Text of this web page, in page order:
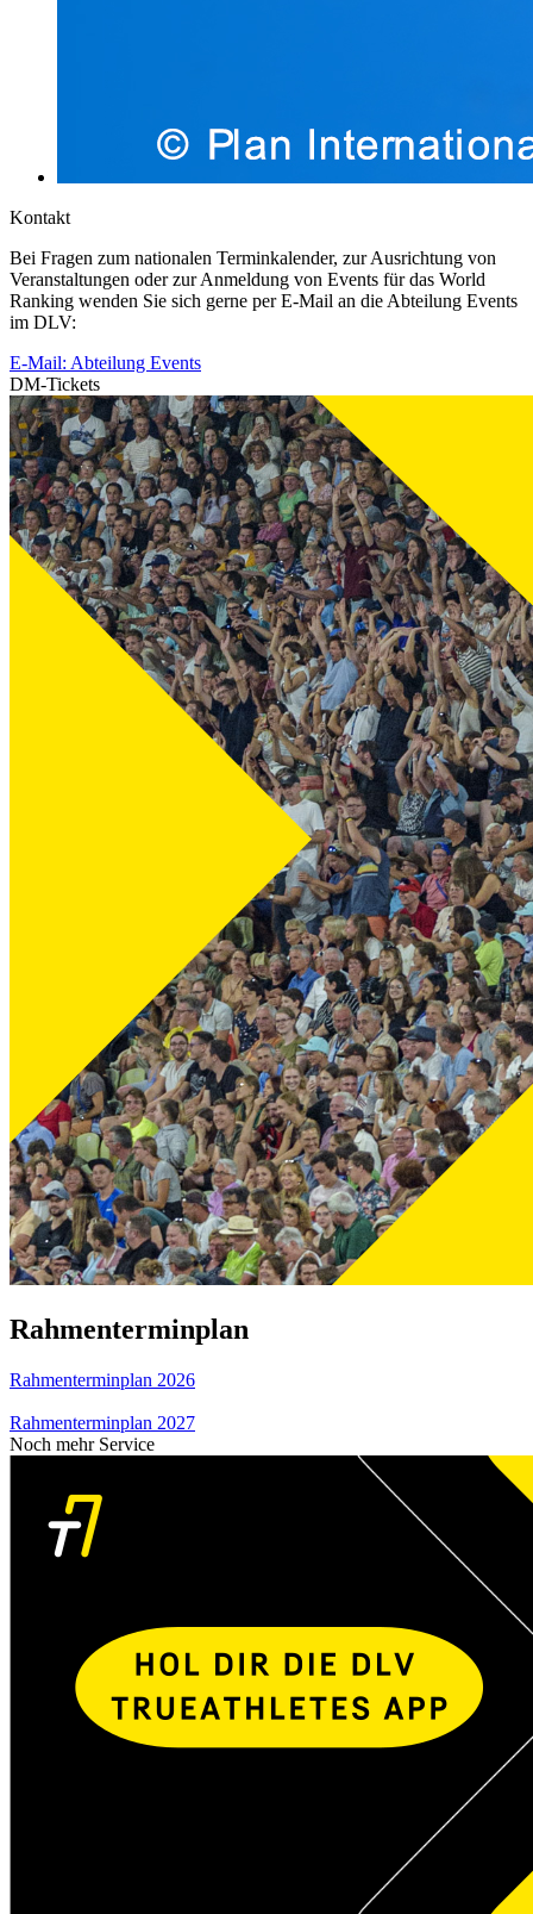
Kontakt
Bei Fragen zum nationalen Terminkalender, zur Ausrichtung von
Veranstaltungen oder zur Anmeldung von Events für das World
Ranking wenden Sie sich gerne per E-Mail an die Abteilung Events
im DLV:
E-Mail: Abteilung Events
DM-Tickets
Rahmenterminplan
Rahmenterminplan 2026
Rahmenterminplan 2027
Noch mehr Service